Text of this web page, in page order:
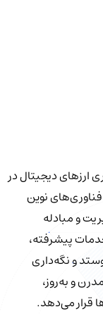
دیجیتال در
نوین
و مبادله
پیشرفته،
و نگه‌داری
و به‌روز،
قرار می‌دهد.